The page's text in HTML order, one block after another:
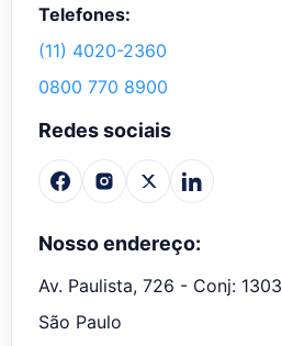
Telefones:
(11) 4020-2360
0800 770 8900
Redes sociais
Nosso endereço:
Av. Paulista, 726 - Conj: 1303
São Paulo